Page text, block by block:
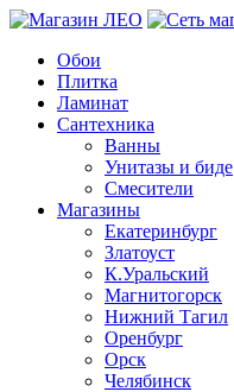
Обои
Плитка
Ламинат
Сантехника
Ванны
Унитазы и биде
Смесители
Магазины
Екатеринбург
Златоуст
К.Уральский
Магнитогорск
Нижний Тагил
Оренбург
Орск
Челябинск